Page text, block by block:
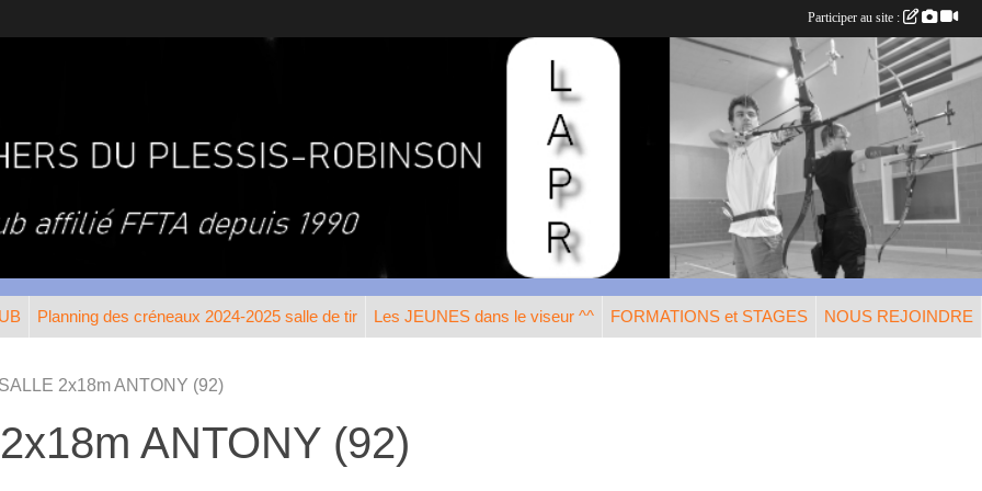
Planning des créneaux 2024-2025 salle de tir Les JEUNES dans le viseur ^^ FORMATIONS et STAGES NOUS REJOINDRE
2x18m ANTONY (92)
ANTONY (92)
Participer au site :